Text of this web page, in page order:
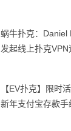
蜗牛扑克：Daniel
发起线上扑克VPN
【EV扑克】限时
新年支付宝存款手